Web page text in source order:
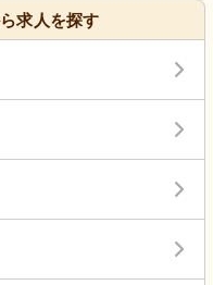
求人を探す